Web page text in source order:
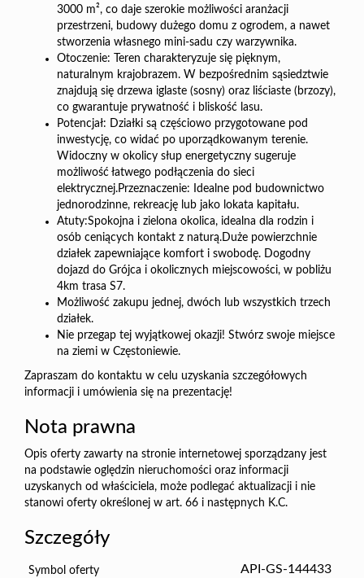
3000 m², co daje szerokie możliwości aranżacji
przestrzeni, budowy dużego domu z ogrodem, a nawet
stworzenia własnego mini-sadu czy warzywnika.
Otoczenie: Teren charakteryzuje się pięknym,
naturalnym krajobrazem. W bezpośrednim sąsiedztwie
znajdują się drzewa iglaste (sosny) oraz liściaste (brzozy),
co gwarantuje prywatność i bliskość lasu.
Potencjał: Działki są częściowo przygotowane pod
inwestycję, co widać po uporządkowanym terenie.
Widoczny w okolicy słup energetyczny sugeruje
możliwość łatwego podłączenia do sieci
elektrycznej.Przeznaczenie: Idealne pod budownictwo
jednorodzinne, rekreację lub jako lokata kapitału.
Atuty:Spokojna i zielona okolica, idealna dla rodzin i
osób ceniących kontakt z naturą.Duże powierzchnie
działek zapewniające komfort i swobodę. Dogodny
dojazd do Grójca i okolicznych miejscowości, w pobliżu
4km trasa S7.
Możliwość zakupu jednej, dwóch lub wszystkich trzech
działek.
Nie przegap tej wyjątkowej okazji! Stwórz swoje miejsce
na ziemi w Częstoniewie.
Zapraszam do kontaktu w celu uzyskania szczegółowych
informacji i umówienia się na prezentację!
Nota prawna
Opis oferty zawarty na stronie internetowej sporządzany jest
na podstawie oględzin nieruchomości oraz informacji
uzyskanych od właściciela, może podlegać aktualizacji i nie
stanowi oferty określonej w art. 66 i następnych K.C.
Szczegóły
Symbol oferty API-GS-144433